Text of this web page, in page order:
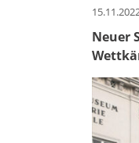
Neuer